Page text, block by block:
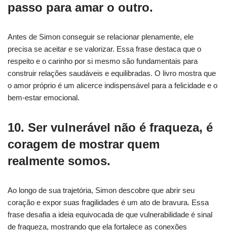
passo para amar o outro.
Antes de Simon conseguir se relacionar plenamente, ele
precisa se aceitar e se valorizar. Essa frase destaca que o
respeito e o carinho por si mesmo são fundamentais para
construir relações saudáveis e equilibradas. O livro mostra que
o amor próprio é um alicerce indispensável para a felicidade e o
bem-estar emocional.
10. Ser vulnerável não é fraqueza, é
coragem de mostrar quem
realmente somos.
Ao longo de sua trajetória, Simon descobre que abrir seu
coração e expor suas fragilidades é um ato de bravura. Essa
frase desafia a ideia equivocada de que vulnerabilidade é sinal
de fraqueza, mostrando que ela fortalece as conexões